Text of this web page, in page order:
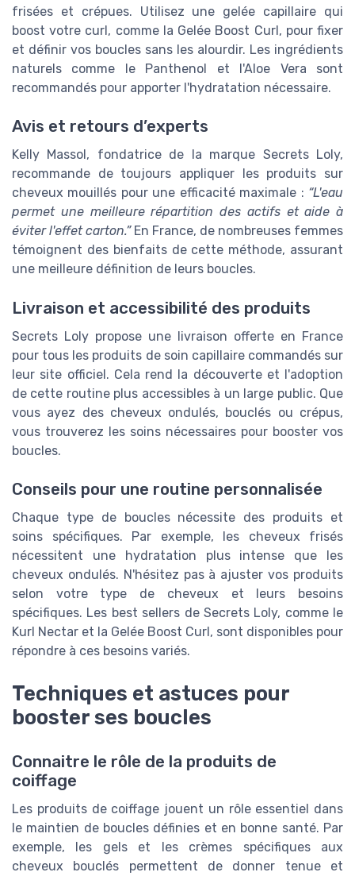
frisées et crépues. Utilisez une gelée capillaire qui
boost votre curl, comme la Gelée Boost Curl, pour fixer
et définir vos boucles sans les alourdir. Les ingrédients
naturels comme le Panthenol et l'Aloe Vera sont
recommandés pour apporter l'hydratation nécessaire.
Avis et retours d’experts
Kelly Massol, fondatrice de la marque Secrets Loly,
recommande de toujours appliquer les produits sur
cheveux mouillés pour une efficacité maximale : “L'eau
permet une meilleure répartition des actifs et aide à
éviter l'effet carton.”En France, de nombreuses femmes
témoignent des bienfaits de cette méthode, assurant
une meilleure définition de leurs boucles.
Livraison et accessibilité des produits
Secrets Loly propose une livraison offerte en France
pour tous les produits de soin capillaire commandés sur
leur site officiel. Cela rend la découverte et l'adoption
de cette routine plus accessibles à un large public. Que
vous ayez des cheveux ondulés, bouclés ou crépus,
vous trouverez les soins nécessaires pour booster vos
boucles.
Conseils pour une routine personnalisée
Chaque type de boucles nécessite des produits et
soins spécifiques. Par exemple, les cheveux frisés
nécessitent une hydratation plus intense que les
cheveux ondulés. N'hésitez pas à ajuster vos produits
selon votre type de cheveux et leurs besoins
spécifiques. Les best sellers de Secrets Loly, comme le
Kurl Nectar et la Gelée Boost Curl, sont disponibles pour
répondre à ces besoins variés.
Techniques et astuces pour
booster ses boucles
Connaitre le rôle de la produits de
coiffage
Les produits de coiffage jouent un rôle essentiel dans
le maintien de boucles définies et en bonne santé. Par
exemple, les gels et les crèmes spécifiques aux
cheveux bouclés permettent de donner tenue et